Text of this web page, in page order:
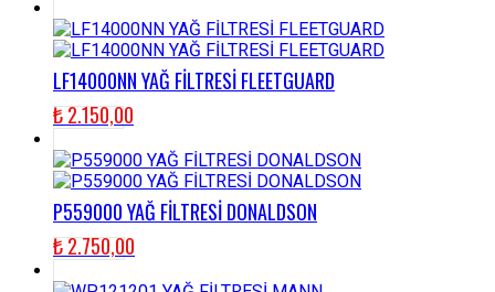
LF14000NN YAĞ FİLTRESİ FLEETGUARD
₺2.150,00
P559000 YAĞ FİLTRESİ DONALDSON
₺2.750,00